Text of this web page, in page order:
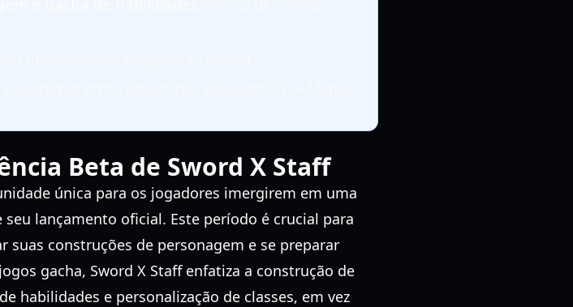
Beta de Sword X Staff
única para os jogadores imergirem em uma
seu lançamento oficial. Este período é crucial para
construções de personagem e se preparar
gacha, Sword X Staff enfatiza a construção de
habilidades e personalização de classes, em vez